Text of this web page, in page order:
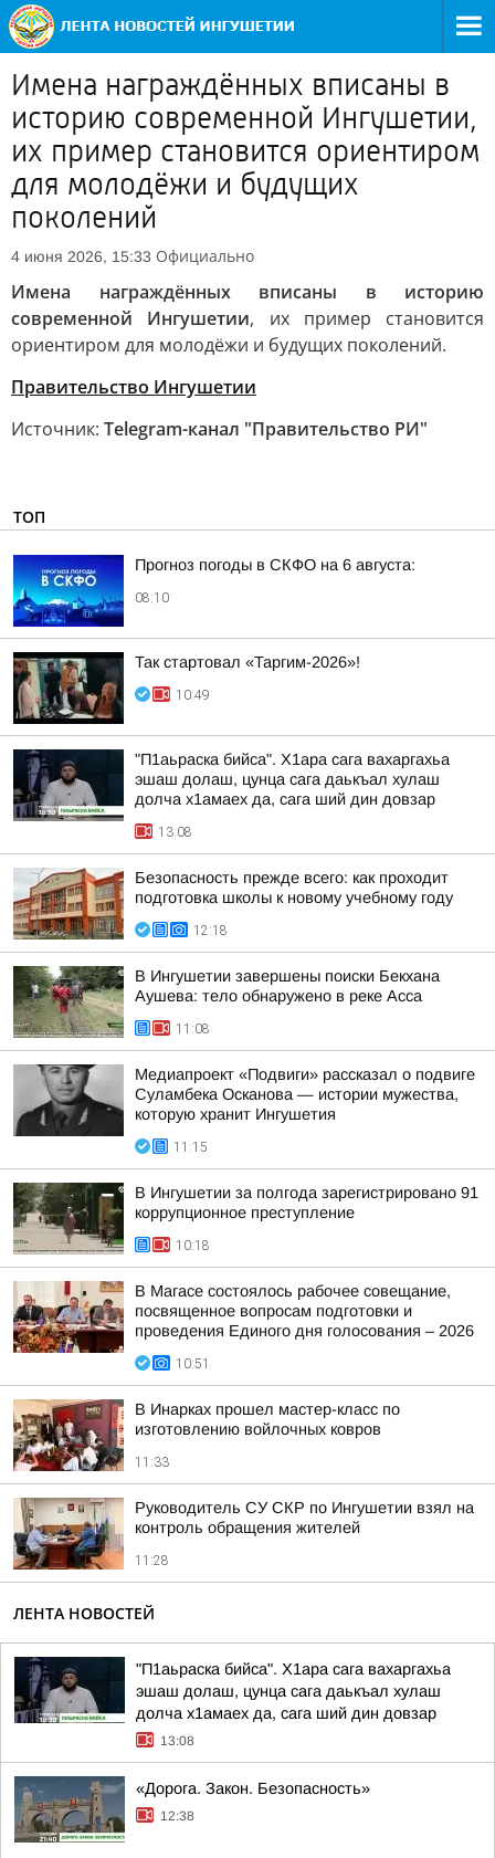
Имена награждённых вписаны в
историю современной Ингушетии,
их пример становится ориентиром
для молодёжи и будущих
поколений
4 июня 2026, 15:33 Официально
Имена награждённых вписаны в историю
современной Ингушетии, их пример становится
ориентиром для молодёжи и будущих поколений.
Правительство Ингушетии
Источник: Telegram-канал "Правительство РИ"
ТОП
Прогноз погоды в СКФО на 6 августа:
08:10
Так стартовал «Таргим-2026»!
10:49
"П1аьраска бийса". Х1ара сага вахаргахьа
эшаш долаш, цунца сага даькъал хулаш
долча х1амаех да, сага ший дин довзар
13:08
Безопасность прежде всего: как проходит
подготовка школы к новому учебному году
12:18
В Ингушетии завершены поиски Бекхана
Аушева: тело обнаружено в реке Асса
11:08
Медиапроект «Подвиги» рассказал о подвиге
Суламбека Осканова — истории мужества,
которую хранит Ингушетия
11:15
В Ингушетии за полгода зарегистрировано 91
коррупционное преступление
10:18
В Магасе состоялось рабочее совещание,
посвященное вопросам подготовки и
проведения Единого дня голосования – 2026
10:51
В Инарках прошел мастер-класс по
изготовлению войлочных ковров
11:33
Руководитель СУ СКР по Ингушетии взял на
контроль обращения жителей
11:28
ЛЕНТА НОВОСТЕЙ
"П1аьраска бийса". Х1ара сага вахаргахьа
эшаш долаш, цунца сага даькъал хулаш
долча х1амаех да, сага ший дин довзар
13:08
«Дорога. Закон. Безопасность»
12:38